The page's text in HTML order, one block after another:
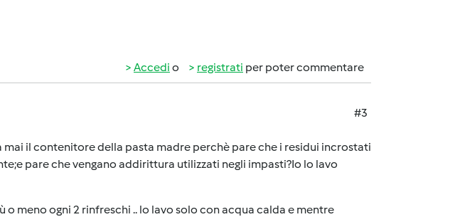
Accedi o registrati per poter commentare
#3
il contenitore della pasta madre perchè pare che i residui incrostati
pare che vengano addirittura utilizzati negli impasti?Io lo lavo
meno ogni 2 rinfreschi .. lo lavo solo con acqua calda e mentre